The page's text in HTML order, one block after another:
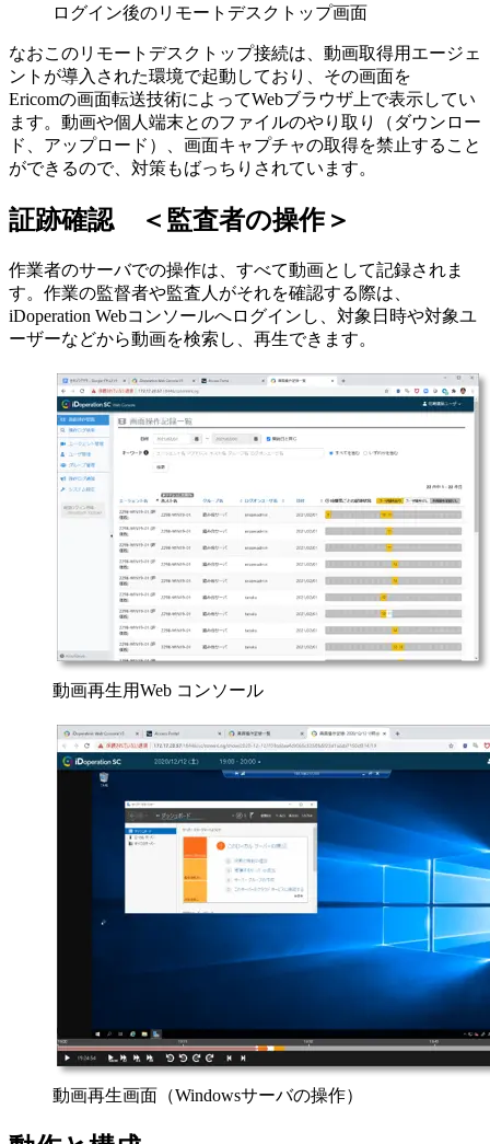
ログイン後のリモートデスクトップ画面
なおこのリモートデスクトップ接続は、動画取得用エージェ
ントが導入された環境で起動しており、その画面を
Ericomの画面転送技術によってWebブラウザ上で表示してい
ます。動画や個人端末とのファイルのやり取り（ダウンロー
ド、アップロード）、画面キャプチャの取得を禁止すること
ができるので、対策もばっちりされています。
証跡確認 ＜監査者の操作＞
作業者のサーバでの操作は、すべて動画として記録されま
す。作業の監督者や監査人がそれを確認する際は、
iDoperation Webコンソールへログインし、対象日時や対象ユ
ーザーなどから動画を検索し、再生できます。
動画再生用Web コンソール
動画再生画面（Windowsサーバの操作）